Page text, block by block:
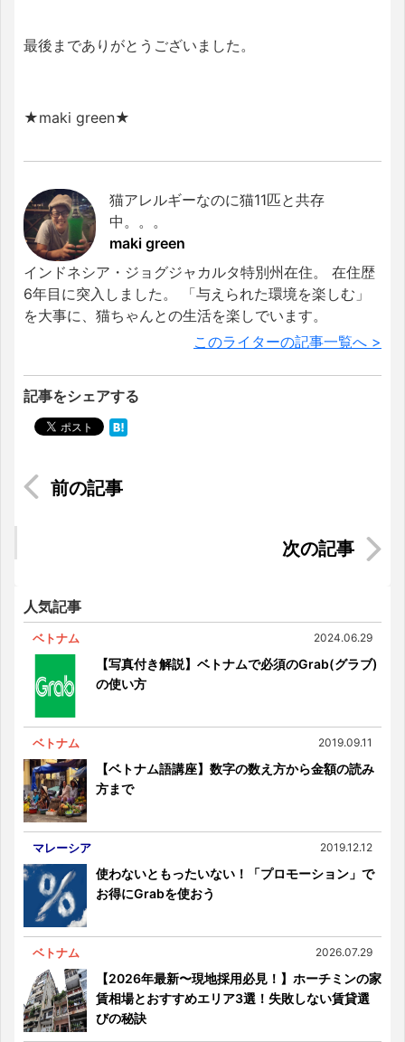
最後までありがとうございました。
★maki green★
猫アレルギーなのに猫11匹と共存
中。。。
maki green
インドネシア・ジョグジャカルタ特別州在住。 在住歴
6年目に突入しました。 「与えられた環境を楽しむ」
を大事に、猫ちゃんとの生活を楽しでいます。
このライターの記事一覧へ >
記事をシェアする
5つの場面別・ローカルレストランで使える便利な
マレーシアで車は運転できる？免許と車の入手方
人気記事
ベトナム 2024.06.29
【写真付き解説】ベトナムで必須のGrab(グラブ)
の使い方
ベトナム 2019.09.11
【ベトナム語講座】数字の数え方から金額の読み
方まで
マレーシア 2019.12.12
使わないともったいない！「プロモーション」で
お得にGrabを使おう
ベトナム 2026.07.29
【2026年最新〜現地採用必見！】ホーチミンの家
賃相場とおすすめエリア3選！失敗しない賃貸選
びの秘訣